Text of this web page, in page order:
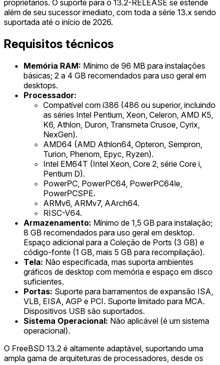
proprietários. O suporte para o 13.2-RELEASE se estende
além de seu sucessor imediato, com toda a série 13.x sendo
suportada até o início de 2026.
Requisitos técnicos
Memória RAM: Mínimo de 96 MB para instalações
básicas; 2 a 4 GB recomendados para uso geral em
desktops.
Processador:
Compatível com i386 (486 ou superior, incluindo
as séries Intel Pentium, Xeon, Celeron, AMD K5,
K6, Athlon, Duron, Transmeta Crusoe, Cyrix,
NexGen).
AMD64 (AMD Athlon64, Opteron, Sempron,
Turion, Phenom, Epyc, Ryzen).
Intel EM64T (Intel Xeon, Core 2, série Core i,
Pentium D).
PowerPC, PowerPC64, PowerPC64le,
PowerPCSPE.
ARMv6, ARMv7, AArch64.
RISC-V64.
Armazenamento: Mínimo de 1,5 GB para instalação;
8 GB recomendados para uso geral em desktop.
Espaço adicional para a Coleção de Ports (3 GB) e
código-fonte (1 GB, mais 5 GB para recompilação).
Tela: Não especificada, mas suporta ambientes
gráficos de desktop com memória e espaço em disco
suficientes.
Portas: Suporte para barramentos de expansão ISA,
VLB, EISA, AGP e PCI. Suporte limitado para MCA.
Dispositivos USB são suportados.
Sistema Operacional: Não aplicável (é um sistema
operacional).
O FreeBSD 13.2 é altamente adaptável, suportando uma
ampla gama de arquiteturas de processadores, desde os